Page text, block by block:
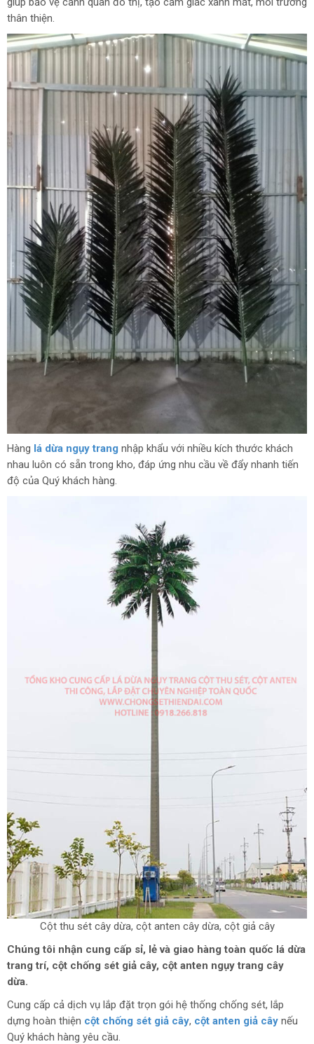
thân thiện.
Hàng lá dừa ngụy trang nhập khẩu với nhiều kích thước khách
nhau luôn có sẵn trong kho, đáp ứng nhu cầu về đẩy nhanh tiến
độ của Quý khách hàng.
Cột thu sét cây dừa, cột anten cây dừa, cột giả cây
Chúng tôi nhận cung cấp sỉ, lẻ và giao hàng toàn quốc lá dừa
trang trí, cột chống sét giả cây, cột anten ngụy trang cây
dừa.
Cung cấp cả dịch vụ lắp đặt trọn gói hệ thống chống sét, lắp
dựng hoàn thiện cột chống sét giả cây, cột anten giả cây nếu
Quý khách hàng yêu cầu.